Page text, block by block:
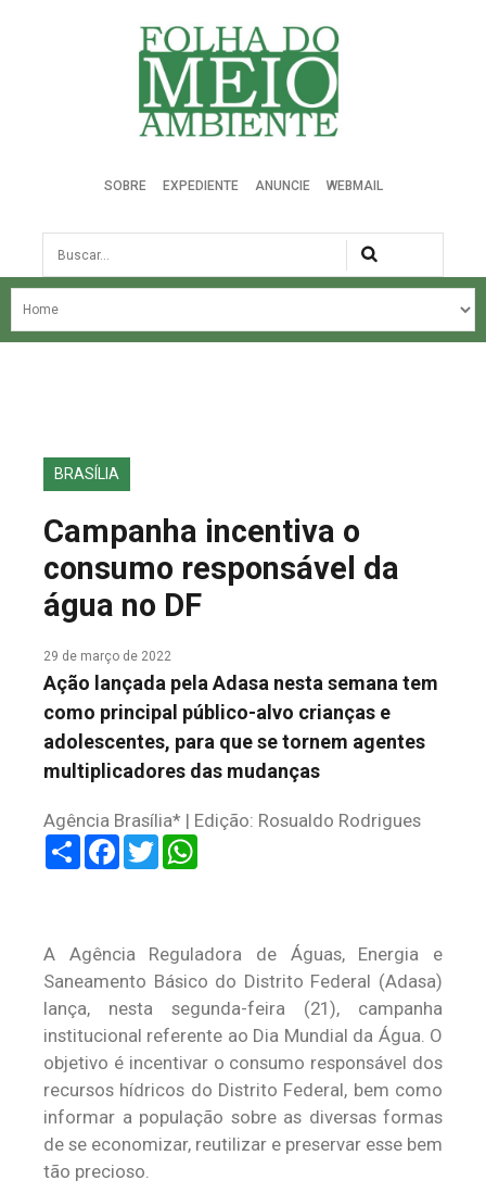
Folha do Meio Ambiente
SOBRE EXPEDIENTE ANUNCIE WEBMAIL
Busca
NOSSA HISTÓRIA
EDIÇÕES ANTERIORES
FALE CONOSCO
BRASÍLIA
Campanha incentiva o
consumo responsável da
água no DF
29 de março de 2022
Ação lançada pela Adasa nesta semana tem
como principal público-alvo crianças e
adolescentes, para que se tornem agentes
multiplicadores das mudanças
Agência Brasília* | Edição: Rosualdo Rodrigues
ShareFacebook
Twitter
A Agência Reguladora de Águas, Energia e
Saneamento Básico do Distrito Federal (Adasa)
lança, nesta segunda-feira (21), campanha
institucional referente ao Dia Mundial da Água. O
objetivo é incentivar o consumo responsável dos
recursos hídricos do Distrito Federal, bem como
informar a população sobre as diversas formas
de se economizar, reutilizar e preservar esse bem
tão precioso.